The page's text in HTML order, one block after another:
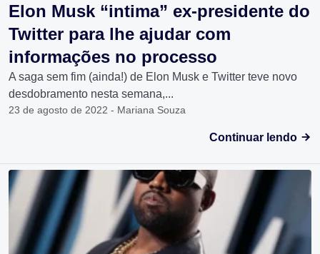
Elon Musk “intima” ex-presidente do
Twitter para lhe ajudar com
informações no processo
A saga sem fim (ainda!) de Elon Musk e Twitter teve novo
desdobramento nesta semana,...
23 de agosto de 2022 - Mariana Souza
Continuar lendo